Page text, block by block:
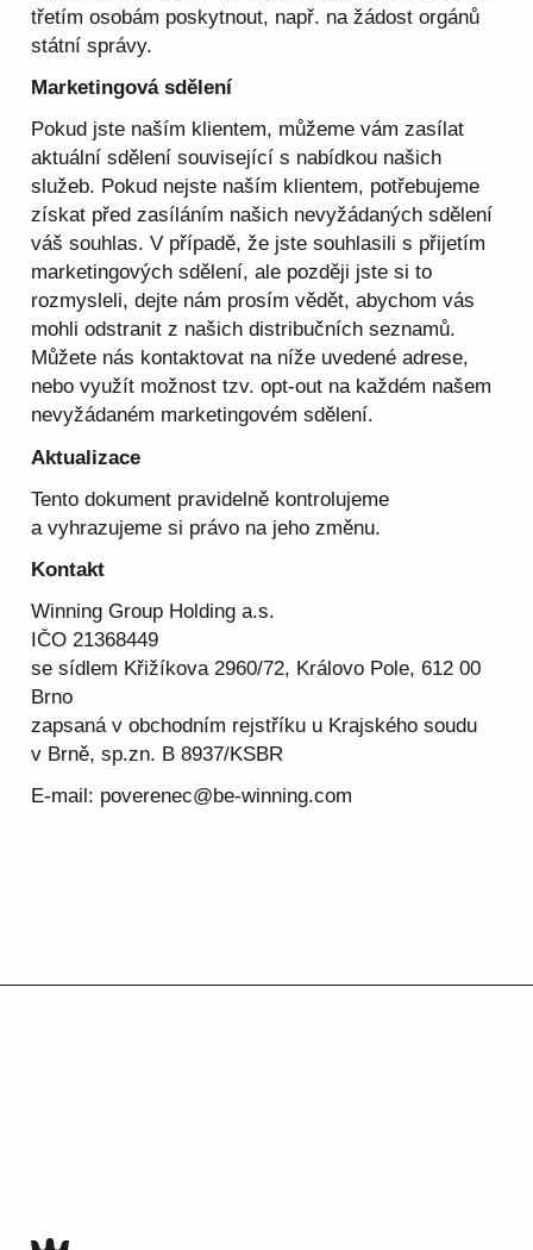
třetím osobám poskytnout, např. na žádost orgánů
státní správy.
Marketingová sdělení
Pokud jste naším klientem, můžeme vám zasílat
aktuální sdělení související s nabídkou našich
služeb. Pokud nejste naším klientem, potřebujeme
získat před zasíláním našich nevyžádaných sdělení
váš souhlas. V případě, že jste souhlasili s přijetím
marketingových sdělení, ale později jste si to
rozmysleli, dejte nám prosím vědět, abychom vás
mohli odstranit z našich distribučních seznamů.
Můžete nás kontaktovat na níže uvedené adrese,
nebo využít možnost tzv. opt-out na každém našem
nevyžádaném marketingovém sdělení.
Aktualizace
Tento dokument pravidelně kontrolujeme
a vyhrazujeme si právo na jeho změnu.
Kontakt
Winning Group Holding a.s.
IČO 21368449
se sídlem Křižíkova 2960/72, Královo Pole, 612 00
Brno
zapsaná v obchodním rejstříku u Krajského soudu
v Brně, sp.zn. B 8937/KSBR
E-mail: poverenec@be-winning.com